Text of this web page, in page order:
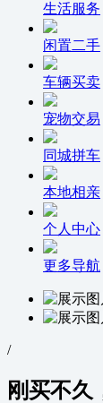
生活服务
闲置二手
车辆买卖
宠物交易
同城拼车
本地相亲
个人中心
更多导航
/
刚买不久